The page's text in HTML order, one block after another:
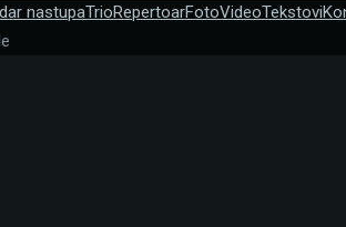
nastupaTrioRepertoarFotoVideoTekstovi